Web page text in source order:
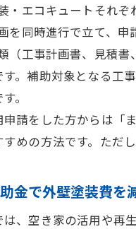
・エコキュートそれ
を同時進行で立て、申
（工事計画書、見積
す。補助対象となる工
。
申請をした方からは「
すめの方法です。ただ
金で外壁塗装費を
、空き家の活用や再